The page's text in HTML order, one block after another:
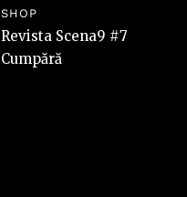
SHOP
Revista Scena9 #7
Cumpără